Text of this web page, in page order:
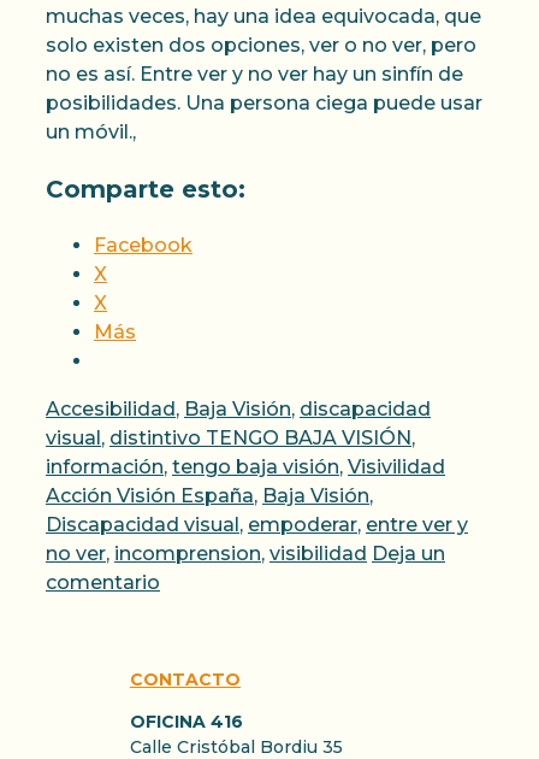
muchas veces, hay una idea equivocada, que
solo existen dos opciones, ver o no ver, pero
no es así. Entre ver y no ver hay un sinfín de
posibilidades. Una persona ciega puede usar
un móvil.,
Comparte esto:
Facebook
X
X
Más
Categorías
Accesibilidad, Baja Visión, discapacidad
visual, distintivo TENGO BAJA VISIÓN,
información, tengo baja visión, Visivilidad
Acción Visión España, Baja Visión,
Discapacidad visual, empoderar, entre ver y
no ver, incomprension, visibilidad Deja un
comentario
CONTACTO
OFICINA 416
Calle Cristóbal Bordiu 35